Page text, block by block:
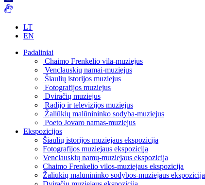
LT
EN
Padaliniai
Chaimo Frenkelio vila-muziejus
Venclauskių namai-muziejus
Šiaulių istorijos muziejus
Fotografijos muziejus
Dviračių muziejus
Radijo ir televizijos muziejus
Žaliūkių malūnininko sodyba-muziejus
Poeto Jovaro namas-muziejus
Ekspozicijos
Šiaulių istorijos muziejaus ekspozicija
Fotografijos muziejaus ekspozicija
Venclauskių namų-muziejaus ekspozicija
Chaimo Frenkelio vilos-muziejaus ekspozicija
Žaliūkių malūnininko sodybos-muziejaus ekspozicija